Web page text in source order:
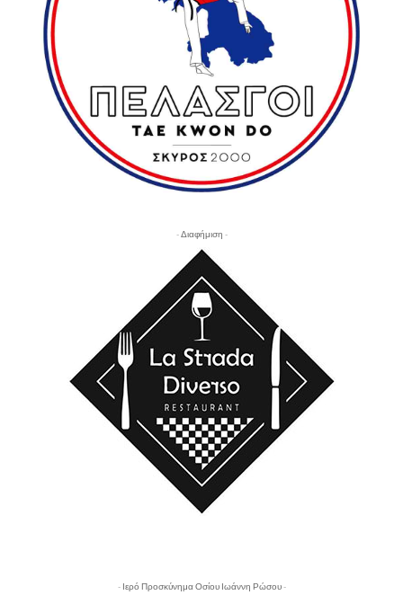
- Διαφήμιση -
- Ιερό Προσκύνημα Οσίου Ιωάννη Ρώσου -